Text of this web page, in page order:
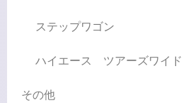
ステップワゴン
ハイエース ツアーズワイド
その他